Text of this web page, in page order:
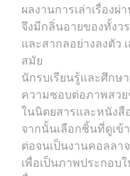
ผลงานการเล่าเรื่อง
จึงมีกลิ่นอายของทั้งว
และสากลอย่างลงตัว
สมัย
นักรบเรียนรู้และศึกษ
ความชอบต่อภาพสวย
ในนิตยสารและหนังสื
จากนั้นเลือกชิ้นที่ดูเข้
ต่อจนเป็นงานคอลลาจ
เพื่อเป็นภาพประกอบ